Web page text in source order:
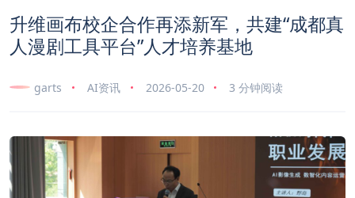
升维画布校企合作再添新军，共建“成都真
人漫剧工具平台”人才培养基地
garts AI资讯 2026-05-20 3 分钟阅读